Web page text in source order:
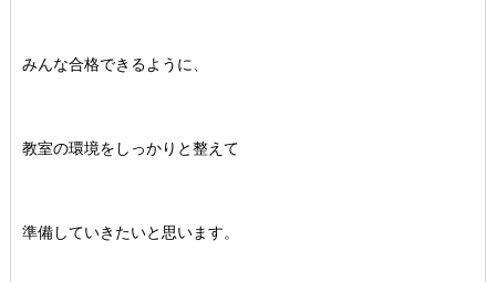
みんな合格できるように、
教室の環境をしっかりと整えて
準備していきたいと思います。